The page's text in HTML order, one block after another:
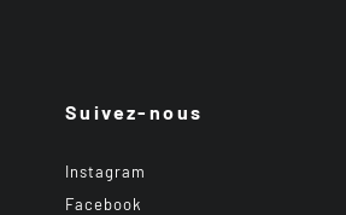
Suivez-nous
Instagram
Facebook